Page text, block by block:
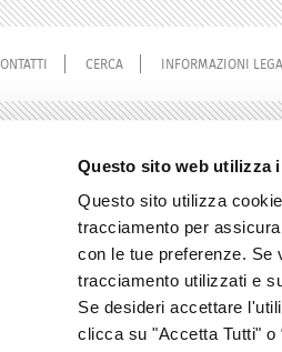
Questo sito web utilizza
Questo sito utilizza
tracciamento per
con le tue preferenze. Se
tracciamento utilizzati e
Se desideri accettare
clicca su "Accetta Tutti" o
CERCA INFORMAZIONI